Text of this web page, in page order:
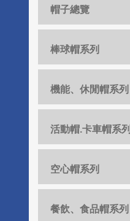
帽子總覽
棒球帽系列
機能、休閒帽系列
活動帽.卡車帽系列
空心帽系列
餐飲、食品帽系列